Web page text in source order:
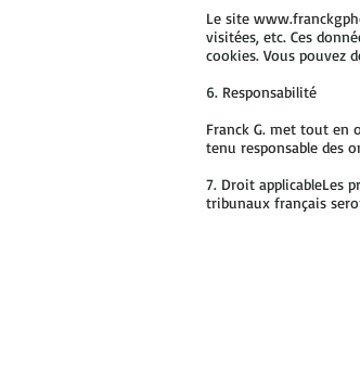
Le site
visitées, etc. Ces
cookies. Vous pouvez
6. Responsabilité
Franck G. met tout
tenu responsable des
7. Droit applicableLes
tribunaux français